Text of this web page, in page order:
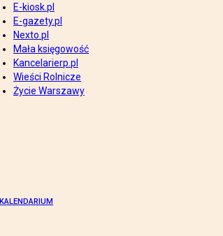
E-kiosk.pl
E-gazety.pl
Nexto.pl
Mała księgowość
Kancelarierp.pl
Wieści Rolnicze
Życie Warszawy
KALENDARIUM